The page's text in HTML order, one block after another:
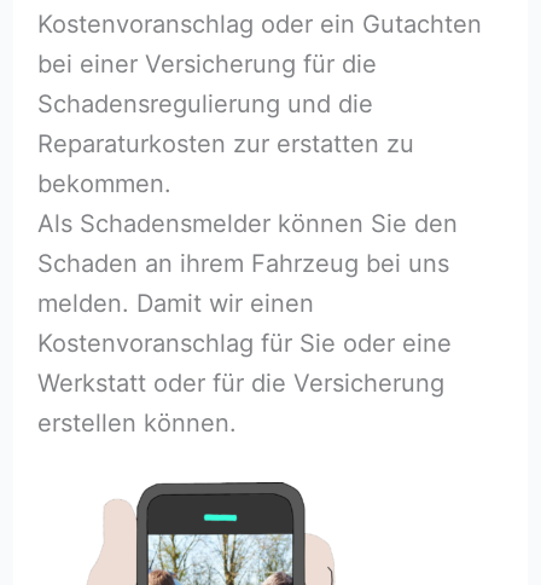
Kostenvoranschlag oder ein Gutachten
bei einer Versicherung für die
Schadensregulierung und die
Reparaturkosten zur erstatten zu
bekommen.
Als Schadensmelder können Sie den
Schaden an ihrem Fahrzeug bei uns
melden. Damit wir einen
Kostenvoranschlag für Sie oder eine
Werkstatt oder für die Versicherung
erstellen können.